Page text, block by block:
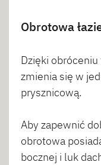
Obrotowa
Dzięki obróceniu
zmienia się w
prysznicową.
Aby zapewnić
obrotowa
bocznej i luk